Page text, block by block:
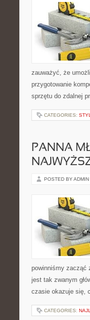
zauważyć, że
przygotowanie
sprzętu do zdalnej
CATEGORIES:
PANNA
POSTED BY ADMIN
powinniśmy zacząć
jest tak zwanym
czasie okazuje się,
CATEGORIES: